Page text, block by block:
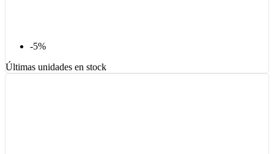
-5%
Últimas unidades en stock